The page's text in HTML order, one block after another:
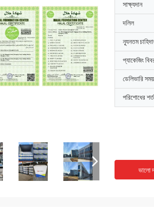
সাক্ষ্যদান
দলিল
ন্যূনতম
প্যাকেজিং
ডেলিভারি সময়
পরিশোধের শর্ত
ভালো